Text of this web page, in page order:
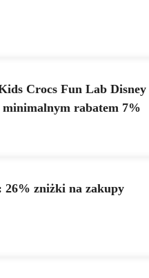
Crocs Fun Lab Disney
rabatem 7%
26% zniżki na zakupy